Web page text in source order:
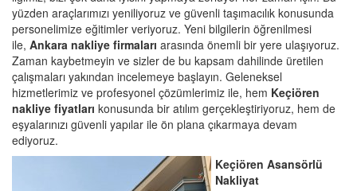
yüzden araçlarımızı yeniliyoruz ve güvenli taşımacılık konusunda
personelimize eğitimler veriyoruz. Yeni bilgilerin öğrenilmesi
ile, Ankara nakliye firmaları arasında önemli bir yere ulaşıyoruz.
Zaman kaybetmeyin ve sizler de bu kapsam dahilinde üretilen
çalışmaları yakından incelemeye başlayın. Geleneksel
hizmetlerimiz ve profesyonel çözümlerimiz ile, hem Keçiören
nakliye fiyatları konusunda bir atılım gerçekleştiriyoruz, hem de
eşyalarınızı güvenli yapılar ile ön plana çıkarmaya devam
ediyoruz.
Keçiören Asansörlü
Nakliyat